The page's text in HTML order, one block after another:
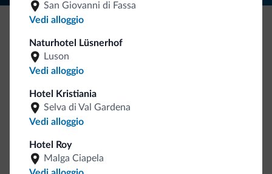
San Giovanni di Fassa
Vedi alloggio
Naturhotel Lüsnerhof
Luson
Vedi alloggio
Hotel Kristiania
Selva di Val Gardena
Vedi alloggio
Hotel Roy
Malga Ciapela
Be Original, scopri la nuova collezione
Ce l'avete chiesto in tanti. Ecco la nuova collezione firmata
Dolomiti.it!